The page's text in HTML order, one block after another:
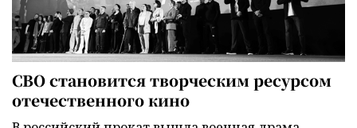
СВО становится творческим ресурсом
отечественного кино